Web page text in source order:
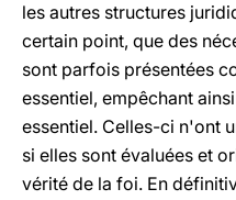
les autres structures
certain point, que des
sont parfois présentées
essentiel, empêchant
essentiel. Celles-ci n'ont
si elles sont évaluées et
vérité de la foi. En